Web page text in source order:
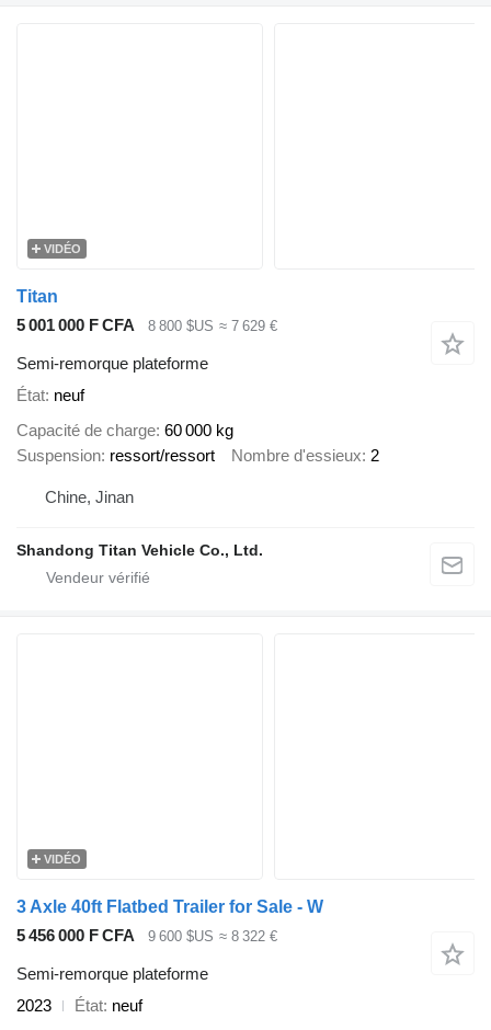
VIDÉO
Titan
5 001 000 F CFA
8 800 $US ≈ 7 629 €
Semi-remorque plateforme
État neuf
Capacité de charge 60 000 kg
Suspension ressort/ressort Nombre d'essieux 2
Chine, Jinan
Shandong Titan Vehicle Co., Ltd.
VIDÉO
3 Axle 40ft Flatbed Trailer for Sale - W
5 456 000 F CFA
9 600 $US ≈ 8 322 €
Semi-remorque plateforme
2023
État neuf